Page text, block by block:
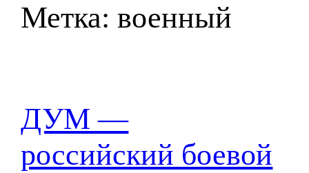
Метка:военный
ДУМ —
российский боевой